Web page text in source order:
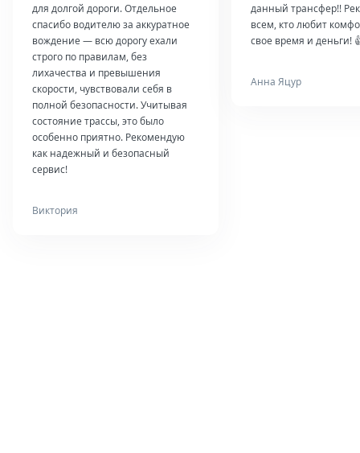
для долгой дороги. Отдельное
спасибо водителю за аккуратное
вождение — всю дорогу ехали
строго по правилам, без
лихачества и превышения
скорости, чувствовали себя в
полной безопасности. Учитывая
состояние трассы, это было
особенно приятно. Рекомендую
как надежный и безопасный
сервис!
Виктория
данный трансфер!!
всем, кто любит
свое время и деньги!
Анна Яцур